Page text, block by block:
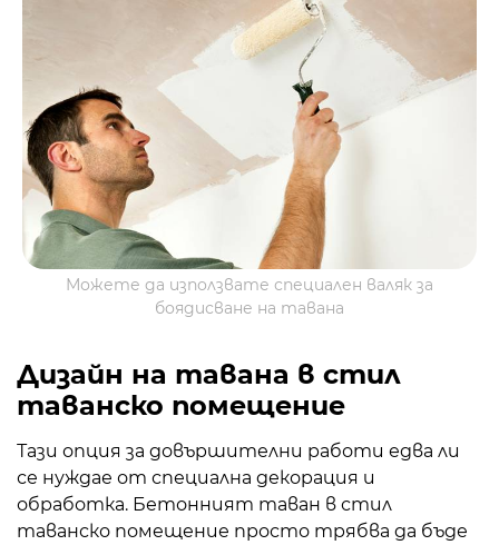
Можете да използвате специален валяк за
боядисване на тавана
Дизайн на тавана в стил
таванско помещение
Тази опция за довършителни работи едва ли
се нуждае от специална декорация и
обработка. Бетонният таван в стил
таванско помещение просто трябва да бъде